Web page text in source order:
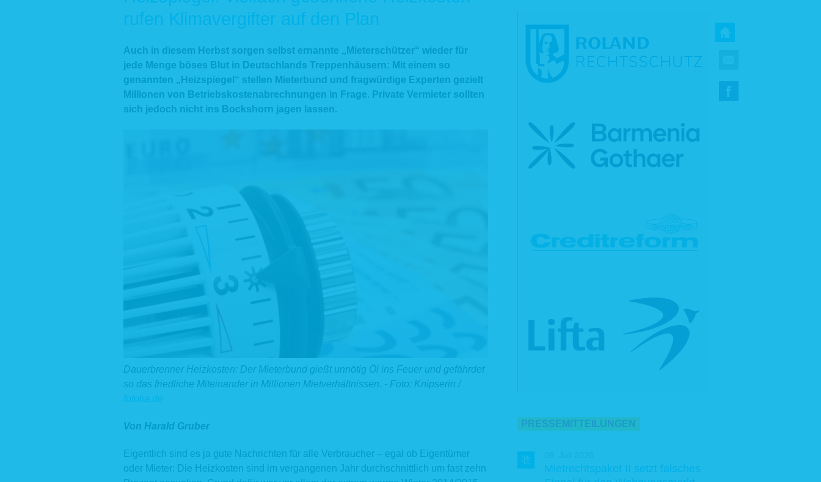
rufen Klimavergifter auf den Plan
Auch in diesem Herbst sorgen selbst ernannte „Mieterschützer“ wieder für
jede Menge böses Blut in Deutschlands Treppenhäusern: Mit einem so
genannten „Heizspiegel“ stellen Mieterbund und fragwürdige Experten gezielt
Millionen von Betriebskostenabrechnungen in Frage. Private Vermieter sollten
sich jedoch nicht ins Bockshorn jagen lassen.
Dauerbrenner Heizkosten: Der Mieterbund gießt unnötig Öl ins Feuer und gefährdet
so das friedliche Miteinander in Millionen Mietverhältnissen. - Foto: Knipserin /
fotolia.de
Von Harald Gruber
Eigentlich sind es ja gute Nachrichten für alle Verbraucher – egal ob Eigentümer
oder Mieter: Die Heizkosten sind im vergangenen Jahr durchschnittlich um fast zehn
PRESSEMITTEILUNGEN
Mietrechtspaket II setzt falsches